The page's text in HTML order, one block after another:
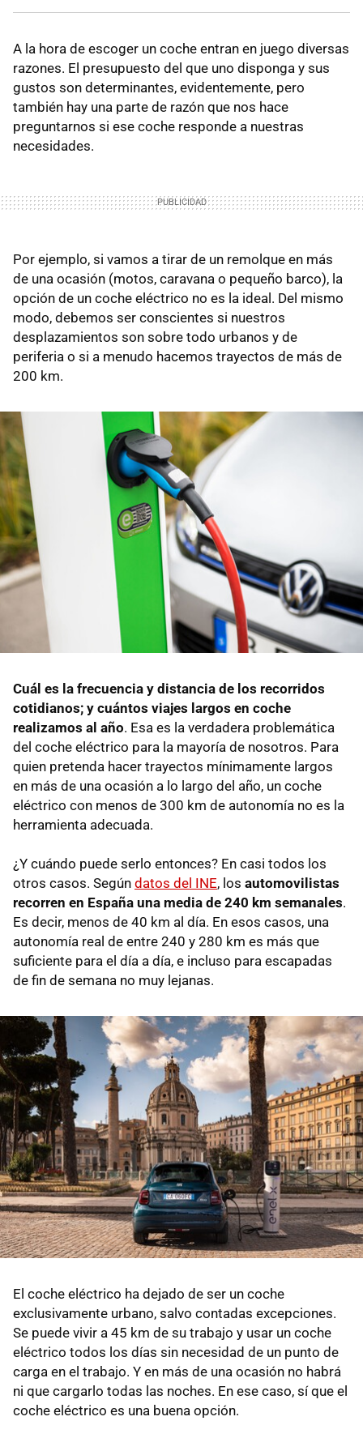
A la hora de escoger un coche entran en juego diversas
razones. El presupuesto del que uno disponga y sus
gustos son determinantes, evidentemente, pero
también hay una parte de razón que nos hace
preguntarnos si ese coche responde a nuestras
necesidades.
Por ejemplo, si vamos a tirar de un remolque en más
de una ocasión (motos, caravana o pequeño barco), la
opción de un coche eléctrico no es la ideal. Del mismo
modo, debemos ser conscientes si nuestros
desplazamientos son sobre todo urbanos y de
periferia o si a menudo hacemos trayectos de más de
200 km.
Cuál es la frecuencia y distancia de los recorridos
cotidianos; y cuántos viajes largos en coche
realizamos al año. Esa es la verdadera problemática
del coche eléctrico para la mayoría de nosotros. Para
quien pretenda hacer trayectos mínimamente largos
en más de una ocasión a lo largo del año, un coche
eléctrico con menos de 300 km de autonomía no es la
herramienta adecuada.
¿Y cuándo puede serlo entonces? En casi todos los
otros casos. Según datos del INE, los automovilistas
recorren en España una media de 240 km semanales.
Es decir, menos de 40 km al día. En esos casos, una
autonomía real de entre 240 y 280 km es más que
suficiente para el día a día, e incluso para escapadas
de fin de semana no muy lejanas.
El coche eléctrico ha dejado de ser un coche
exclusivamente urbano, salvo contadas excepciones.
Se puede vivir a 45 km de su trabajo y usar un coche
eléctrico todos los días sin necesidad de un punto de
carga en el trabajo. Y en más de una ocasión no habrá
ni que cargarlo todas las noches. En ese caso, sí que el
coche eléctrico es una buena opción.